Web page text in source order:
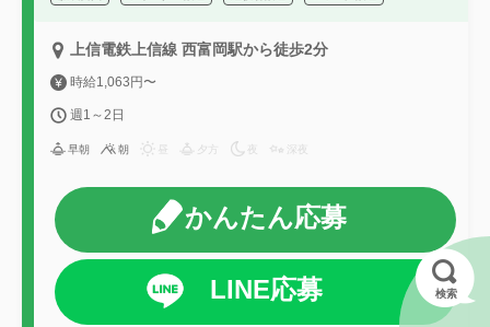
上信電鉄上信線 西富岡駅から徒歩2分
時給1,063円〜
週1～2日
早朝 朝 夕方 夜 深夜
かんたん応募
LINE応募 検索